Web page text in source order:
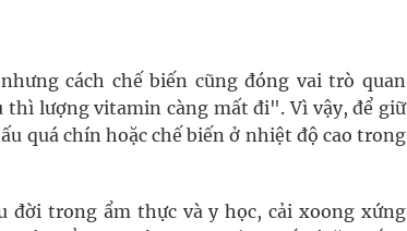
cách chế biến cũng đóng vai trò quan
thì lượng vitamin càng mất đi". Vì vậy, để giữ
quá chín hoặc chế biến ở nhiệt độ cao trong
trong ẩm thực và y học, cải xoong xứng